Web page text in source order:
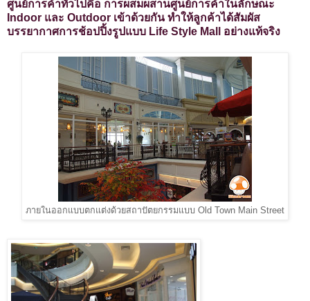
ศูนย์การค้าทั่วไปคือ การผสมผสานศูนย์การค้าในลักษณะ
Indoor และ Outdoor เข้าด้วยกัน ทำให้ลูกค้าได้สัมผัส
บรรยากาศการช้อปปิ้งรูปแบบ Life Style Mall อย่างแท้จริง
ภายในออกแบบตกแต่งด้วยสถาปัตยกรรมแบบ Old Town Main Street